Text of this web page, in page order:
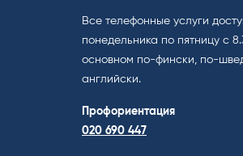
Все телефонные услуги
понедельника по пятницу с
основном по-фински, по-
английски.
Профориентация
020 690 447